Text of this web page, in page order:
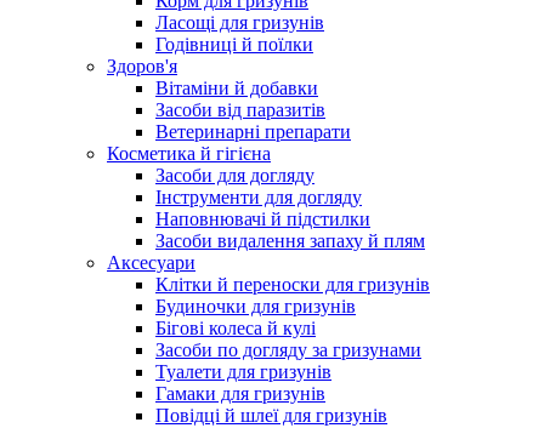
Ласощі для гризунів
Годівниці й поїлки
Здоров'я
Вітаміни й добавки
Засоби від паразитів
Ветеринарні препарати
Косметика й гігієна
Засоби для догляду
Інструменти для догляду
Наповнювачі й підстилки
Засоби видалення запаху й плям
Аксесуари
Клітки й переноски для гризунів
Будиночки для гризунів
Бігові колеса й кулі
Засоби по догляду за гризунами
Туалети для гризунів
Гамаки для гризунів
Повідці й шлеї для гризунів